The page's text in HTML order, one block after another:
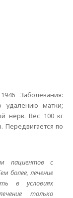
Заболевания:
удалению матки;
нерв. Вес 100 кг
Передвигается по
пациентов с
более, лечение
в условиях
только